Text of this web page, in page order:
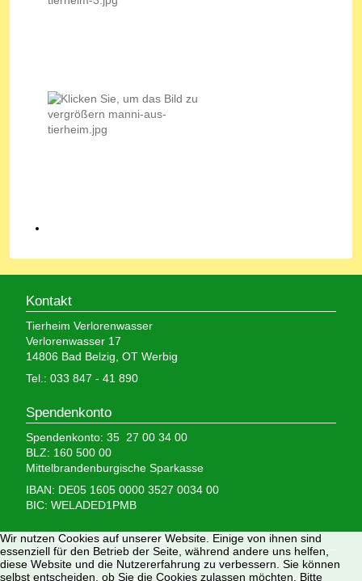
Kontakt
Tierheim Verlorenwasser
Verlorenwasser 17
14806 Bad Belzig, OT Werbig
Tel.: 033 847 - 41 890
Spendenkonto
Spendenkonto: 35 27 00 34 00
BLZ: 160 500 00
Mittelbrandenburgische Sparkasse
IBAN: DE05 1605 0000 3527 0034 00
BIC: WELADED1PMB
Wir brauchen Ihre Hilfe,
denn wir erhalten keinerlei staatliche Hilfe, sondern
Wir nutzen Cookies auf unserer Website. Einige von ihnen sind
essenziell für den Betrieb der Seite, während andere uns helfen,
diese Website und die Nutzererfahrung zu verbessern. Sie können
selbst entscheiden, ob Sie die Cookies zulassen möchten. Bitte